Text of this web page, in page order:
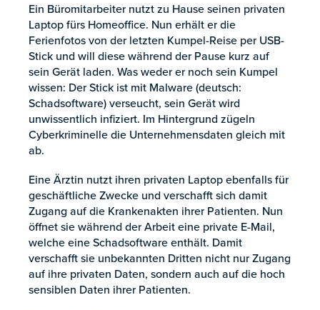
Ein Büromitarbeiter nutzt zu Hause seinen privaten
Laptop fürs Homeoffice. Nun erhält er die
Ferienfotos von der letzten Kumpel-Reise per USB-
Stick und will diese während der Pause kurz auf
sein Gerät laden. Was weder er noch sein Kumpel
wissen: Der Stick ist mit Malware (deutsch:
Schadsoftware) verseucht, sein Gerät wird
unwissentlich infiziert. Im Hintergrund zügeln
Cyberkriminelle die Unternehmensdaten gleich mit
ab.
Eine Ärztin nutzt ihren privaten Laptop ebenfalls für
geschäftliche Zwecke und verschafft sich damit
Zugang auf die Krankenakten ihrer Patienten. Nun
öffnet sie während der Arbeit eine private E-Mail,
welche eine Schadsoftware enthält. Damit
verschafft sie unbekannten Dritten nicht nur Zugang
auf ihre privaten Daten, sondern auch auf die hoch
sensiblen Daten ihrer Patienten.